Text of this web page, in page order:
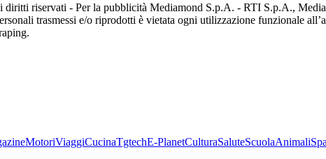
riservati - Per la pubblicità Mediamond S.p.A. - RTI S.p.A.,
trasmessi e/o riprodotti è vietata ogni utilizzazione funzionale
MotoriViaggiCucinaTgtechE-PlanetCulturaSaluteScuolaAnimali